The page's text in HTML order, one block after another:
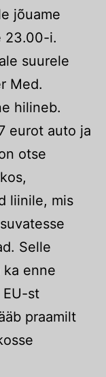
jõuame
23.00-i.
suurele
Med.
hilineb.
eurot auto ja
otse
liinile, mis
Selle
ka enne
st
praamilt